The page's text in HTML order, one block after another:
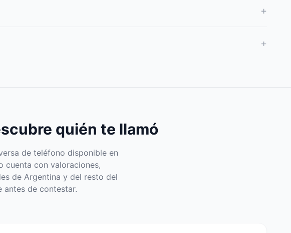
+
+
quién te llamó
de teléfono disponible en
cuenta con valoraciones,
de Argentina y del resto del
antes de contestar.